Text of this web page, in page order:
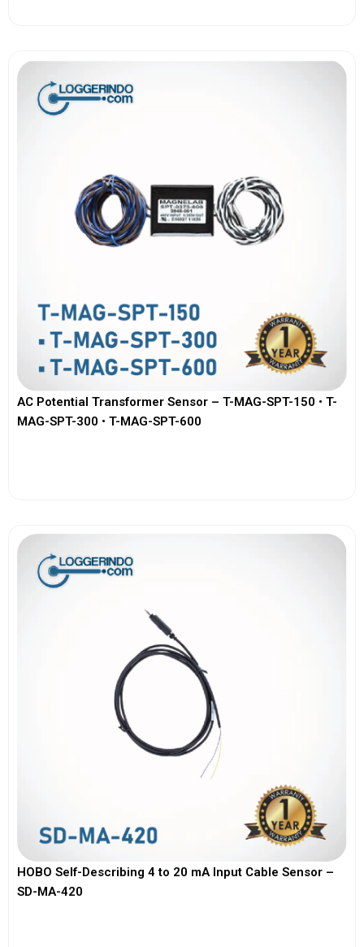
AC Potential Transformer Sensor – T-MAG-SPT-150 • T-
MAG-SPT-300 • T-MAG-SPT-600
HOBO Self-Describing 4 to 20 mA Input Cable Sensor –
SD-MA-420